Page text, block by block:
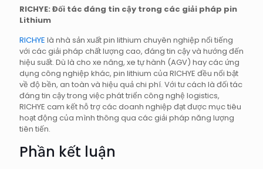
RICHYE: Đối tác đáng tin cậy trong các giải pháp pin
Lithium
RICHYE là nhà sản xuất pin lithium chuyên nghiệp nổi tiếng
với các giải pháp chất lượng cao, đáng tin cậy và hướng đến
hiệu suất. Dù là cho xe nâng, xe tự hành (AGV) hay các ứng
dụng công nghiệp khác, pin lithium của RICHYE đều nổi bật
về độ bền, an toàn và hiệu quả chi phí. Với tư cách là đối tác
đáng tin cậy trong việc phát triển công nghệ logistics,
RICHYE cam kết hỗ trợ các doanh nghiệp đạt được mục tiêu
hoạt động của mình thông qua các giải pháp năng lượng
tiên tiến.
Phần kết luận